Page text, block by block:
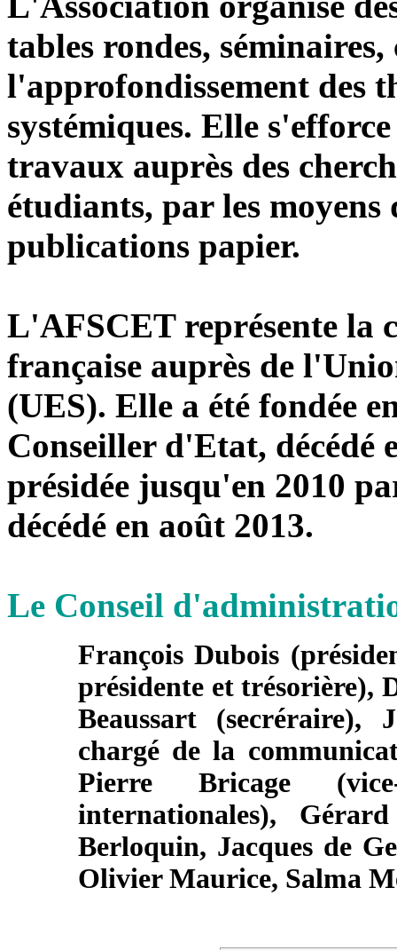
tables rondes, séminaires,
l'approfondissement des
systémiques. Elle
travaux auprès des
étudiants, par les
publications papier.
L'AFSCET représente la
française auprès de
(UES). Elle a été fondée
Conseiller d'Etat, décédé
présidée jusqu'en 2010
décédé en août 2013.
Le Conseil
François Dubois
présidente et trésorière),
Beaussart (secréraire),
chargé de la
Pierre Bricage
internationales),
Berloquin, Jacques de
Olivier Maurice, Salma